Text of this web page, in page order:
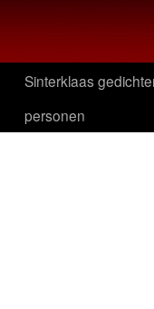
Sinterklaas
personen